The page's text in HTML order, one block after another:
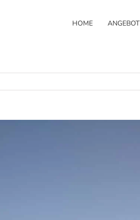
HOME ANGEBOT